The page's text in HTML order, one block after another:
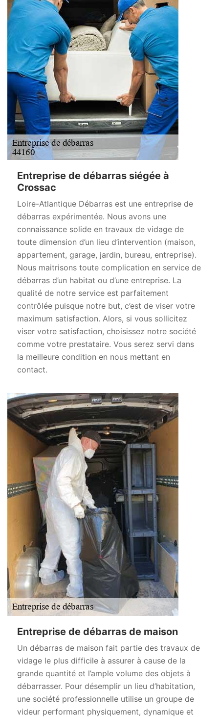
Entreprise de débarras siégée à
Crossac
Loire-Atlantique Débarras est une entreprise de
débarras expérimentée. Nous avons une
connaissance solide en travaux de vidage de
toute dimension d’un lieu d’intervention (maison,
appartement, garage, jardin, bureau, entreprise).
Nous maitrisons toute complication en service de
débarras d’un habitat ou d’une entreprise. La
qualité de notre service est parfaitement
contrôlée puisque notre but, c’est de viser votre
maximum satisfaction. Alors, si vous sollicitez
viser votre satisfaction, choisissez notre société
comme votre prestataire. Vous serez servi dans
la meilleure condition en nous mettant en
contact.
Entreprise de débarras de maison
Un débarras de maison fait partie des travaux de
vidage le plus difficile à assurer à cause de la
grande quantité et l’ample volume des objets à
débarrasser. Pour désemplir un lieu d’habitation,
une société professionnelle utilise un groupe de
videur performant physiquement, dynamique et